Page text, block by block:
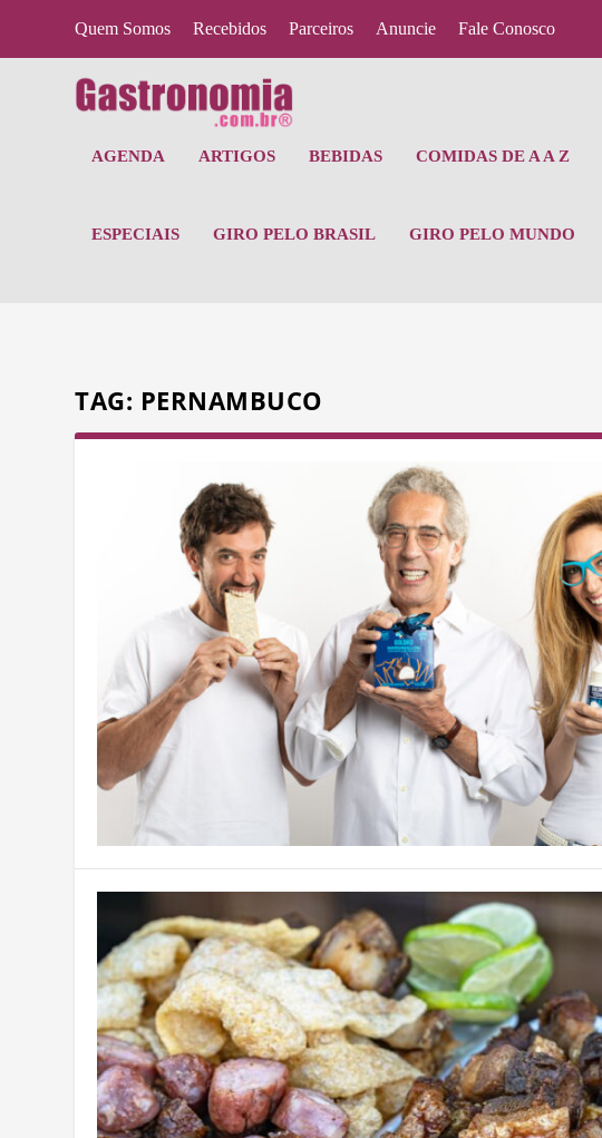
Quem Somos Recebidos Parceiros Anuncie Fale Conosco
AGENDA ARTIGOS BEBIDAS COMIDAS DE A A Z
ESPECIAIS GIRO PELO BRASIL GIRO PELO MUNDO
TAG: PERNAMBUCO